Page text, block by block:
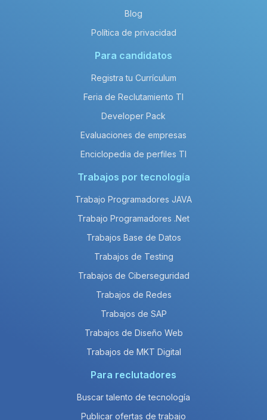
Blog
Política de privacidad
Para candidatos
Registra tu Currículum
Feria de Reclutamiento TI
Developer Pack
Evaluaciones de empresas
Enciclopedia de perfiles TI
Trabajos por tecnología
Trabajo Programadores JAVA
Trabajo Programadores .Net
Trabajos Base de Datos
Trabajos de Testing
Trabajos de Ciberseguridad
Trabajos de Redes
Trabajos de SAP
Trabajos de Diseño Web
Trabajos de MKT Digital
Para reclutadores
Buscar talento de tecnología
Publicar ofertas de trabajo